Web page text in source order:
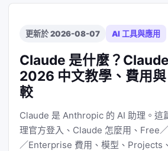
更新於 2026-08-07 AI 工具與應用
Claude 是什麼？
2026 中文教學、費用
較
Claude 是 Anthropic 的 AI 助理。這
理官方登入、Claude 怎麼用、Free
／Enterprise 費用、模型、Projects